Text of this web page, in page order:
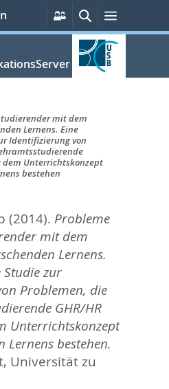
Persönliche
Services
SucheMenü
mit dem
Lernens. Eine
Identifizierung von
dem Unterrichtskonzept
bestehen
(2014). Probleme
mit dem
Lernens.
Studie zur
Problemen, die
GHR/HR
Unterrichtskonzept
Lernens bestehen.
Universität zu